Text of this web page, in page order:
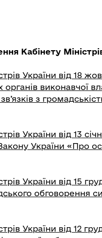
Кабінету
України від 18
органів виконавчої
з
України від 13
України «Про
України від 15
обговорення
України від 12